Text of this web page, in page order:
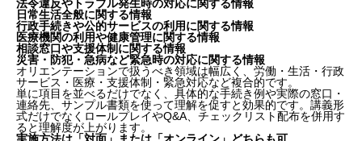
法令違反やトラブル発生時の対応に関する情報
日常生活全般に関する情報
行政手続きや公的サービスの利用に関する情報
医療機関の利用や健康管理に関する情報
相談窓口や支援体制に関する情報
災害・防犯・急病など緊急時の対応に関する情報
オリエンテーションで扱うべき領域は幅広く、労働・生活・行政
サービス・医療・支援体制・緊急対応など複合的です。
単に項目を並べるだけでなく、具体的な手続き例や実際の窓口・
連絡先、サンプル書類を使って理解を促すと効果的です。講義形
式だけでなくロールプレイやQ&A、チェックリスト配布を併用す
ると理解度が上がります。